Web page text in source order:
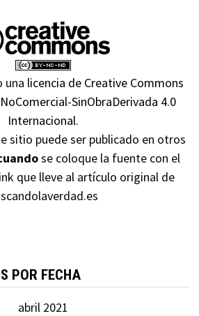
una licencia de Creative Commons
SinObraDerivada 4.0
Internacional.
sitio puede ser publicado en otros
se coloque la fuente con el
que lleve al artículo original de
POR FECHA
abril 2021